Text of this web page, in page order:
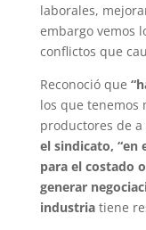
laborales,
embargo vemos
conflictos que
Reconoció que
los que tenemos
productores de a
el sindicato, “en
para el costado
generar
industria tiene